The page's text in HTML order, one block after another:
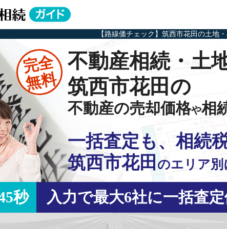
【路線価チェック】筑西市花田の土地
完全
無料
不動産相続・土
筑西市花田の
不動産の売却価格や相
一括査定も、相続
筑西市花田 のエリア別
秒 入力で最大6社に一括査定